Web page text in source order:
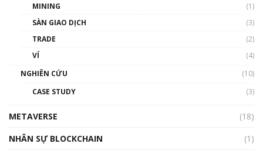
thống & Crypto qua các cuộc chiến | Phổ cập
01:32:59
MINING
(1)
SÀN GIAO DỊCH
(3)
TRADE
(2)
VÍ
(4)
NGHIÊN CỨU
(10)
CASE STUDY
(3)
METAVERSE
(18)
NHÂN SỰ BLOCKCHAIN
(1)